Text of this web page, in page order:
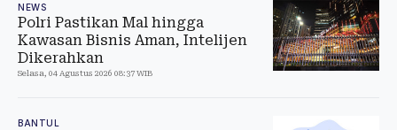
NEWS
Polri Pastikan Mal hingga
Kawasan Bisnis Aman, Intelijen
Dikerahkan
Selasa, 04 Agustus 2026 08:37 WIB
BANTUL